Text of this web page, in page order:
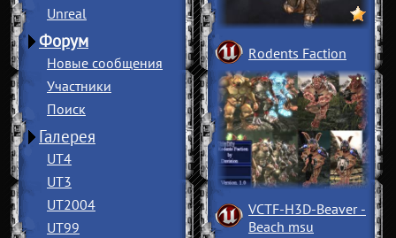
Unreal
Форум
Новые сообщения
Участники
Поиск
Галерея
UT4
UT3
UT2004
UT99
Rodents Faction
VCTF-H3D-Beaver ­
Beach msu